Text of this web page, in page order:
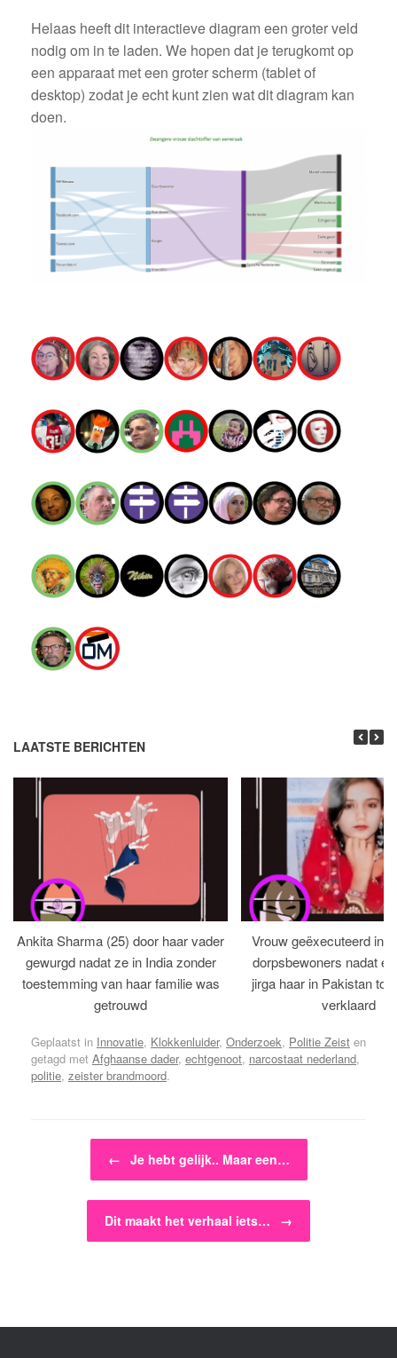
Helaas heeft dit interactieve diagram een groter veld
nodig om in te laden. We hopen dat je terugkomt op
een apparaat met een groter scherm (tablet of
desktop) zodat je echt kunt zien wat dit diagram kan
doen.
LAATSTE BERICHTEN
Ankita Sharma (25) door haar vader
gewurgd nadat ze in India zonder
toestemming van haar familie was
getrouwd
Vrouw geëxecuteerd in
dorpsbewoners nadat
jirga haar in Pakistan tot
verklaard
Geplaatst in Innovatie, Klokkenluider, Onderzoek, Politie Zeist en
getagd met Afghaanse dader, echtgenoot, narcostaat nederland,
politie, zeister brandmoord.
Bericht navigatie
← Je hebt gelijk.. Maar een…
Dit maakt het verhaal iets… →